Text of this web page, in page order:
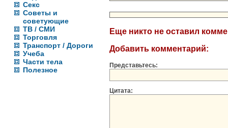
Секс
Советы и
советующие
ТВ / СМИ
Торговля
Транспорт / Дороги
Учеба
Части тела
Полезное
Еще никто не оставил
Добавить комментарий:
Представьтесь:
Цитата: